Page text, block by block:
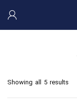
Showing all 5 results